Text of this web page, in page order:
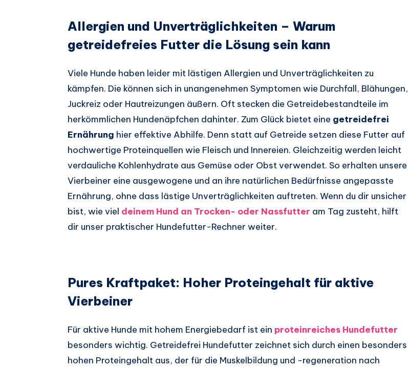
Allergien und Unverträglichkeiten – Warum
getreidefreies Futter die Lösung sein kann
Viele Hunde haben leider mit lästigen Allergien und Unverträglichkeiten zu
kämpfen. Die können sich in unangenehmen Symptomen wie Durchfall, Blähungen,
Juckreiz oder Hautreizungen äußern. Oft stecken die Getreidebestandteile im
herkömmlichen Hundenäpfchen dahinter. Zum Glück bietet eine getreidefrei
Ernährung hier effektive Abhilfe. Denn statt auf Getreide setzen diese Futter auf
hochwertige Proteinquellen wie Fleisch und Innereien. Gleichzeitig werden leicht
verdauliche Kohlenhydrate aus Gemüse oder Obst verwendet. So erhalten unsere
Vierbeiner eine ausgewogene und an ihre natürlichen Bedürfnisse angepasste
Ernährung, ohne dass lästige Unverträglichkeiten auftreten. Wenn du dir unsicher
bist, wie viel deinem Hund an Trocken- oder Nassfutter am Tag zusteht, hilft
dir unser praktischer Hundefutter-Rechner weiter.
Pures Kraftpaket: Hoher Proteingehalt für aktive
Vierbeiner
Für aktive Hunde mit hohem Energiebedarf ist ein proteinreiches Hundefutter
besonders wichtig. Getreidefrei Hundefutter zeichnet sich durch einen besonders
hohen Proteingehalt aus, der für die Muskelbildung und -regeneration nach